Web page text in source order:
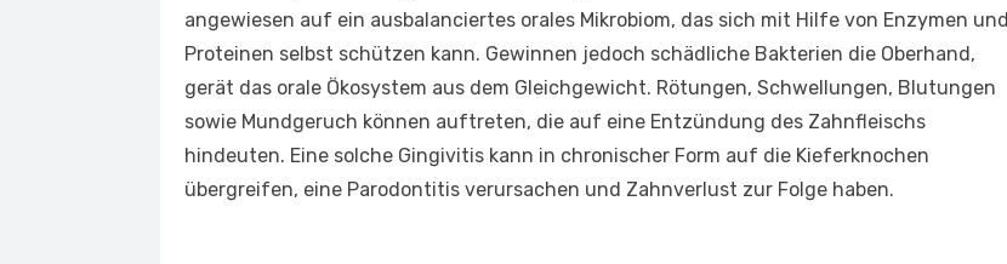
angewiesen auf ein ausbalanciertes orales Mikrobiom, das sich mit Hilfe von Enzymen und
Proteinen selbst schützen kann. Gewinnen jedoch schädliche Bakterien die Oberhand,
gerät das orale Ökosystem aus dem Gleichgewicht. Rötungen, Schwellungen, Blutungen
sowie Mundgeruch können auftreten, die auf eine Entzündung des Zahnfleischs
hindeuten. Eine solche Gingivitis kann in chronischer Form auf die Kieferknochen
übergreifen, eine Parodontitis verursachen und Zahnverlust zur Folge haben.